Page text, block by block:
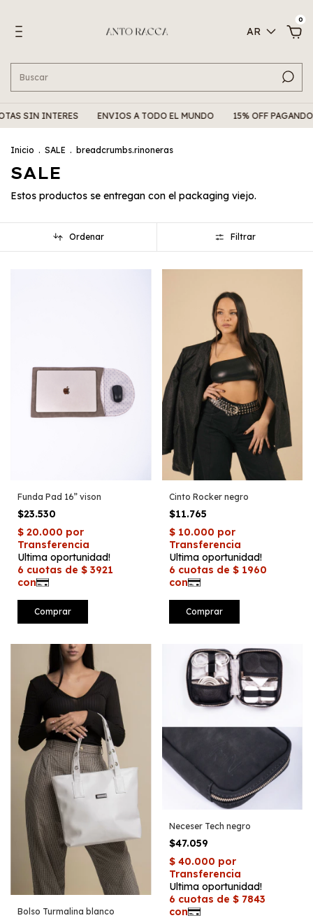
AR
0
ENVIOS A TODO EL MUNDO 15% OFF PAGANDO POR
Inicio . SALE . breadcrumbs.rinoneras
SALE
Estos productos se entregan con el packaging viejo.
Ordenar Filtrar
Funda Pad 16” vison
$23.530
Cinto Rocker negro
$11.765
Bolso Turmalina blanco
Neceser Tech negro
$47.059